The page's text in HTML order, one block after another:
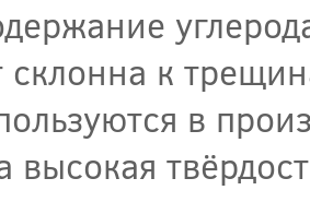
склонна к
в
высокая